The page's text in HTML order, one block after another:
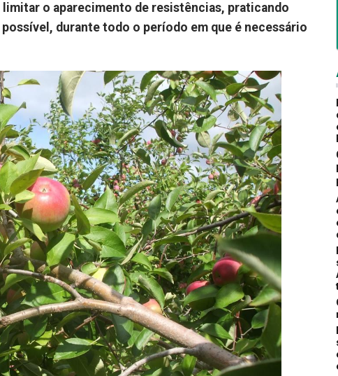
o aparecimento de resistências, praticando
durante todo o período em que é necessário